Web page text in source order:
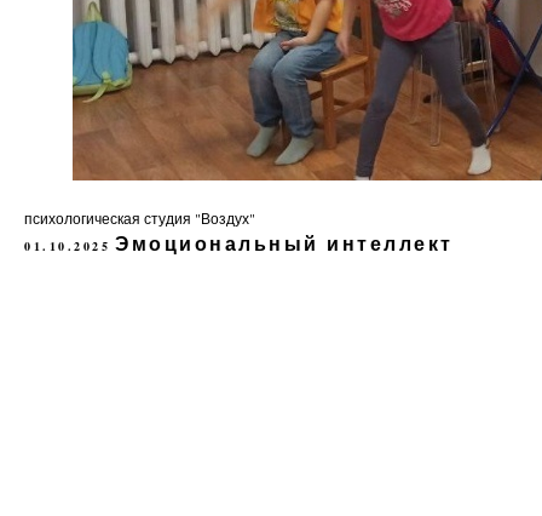
психологическая студия "Воздух"
01.10.2025 Эмоциональный интеллект